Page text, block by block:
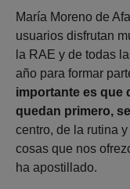
María Moreno de
usuarios disfrutan
la RAE y de todas
año para formar
importante es que
quedan primero,
centro, de la rutina
cosas que nos
ha apostillado.